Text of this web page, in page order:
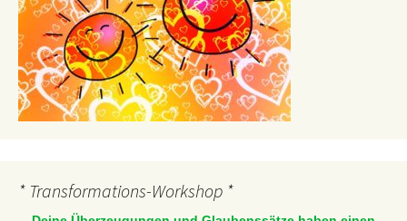
* Transformations-Workshop *